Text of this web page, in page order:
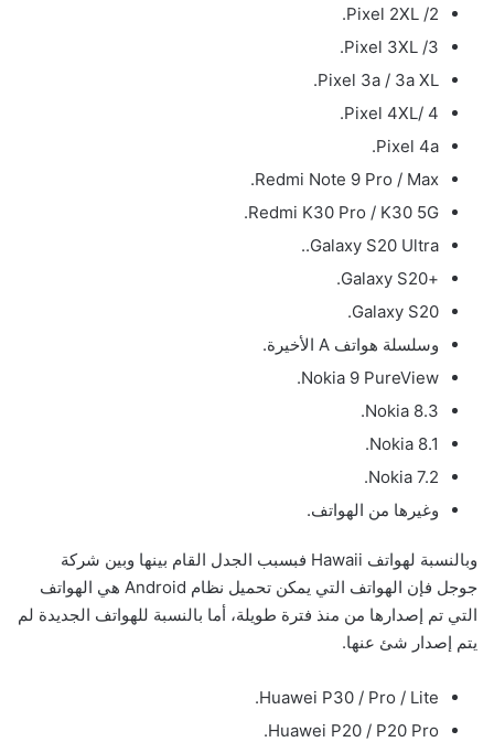
2/ Pixel 2XL.
3/ Pixel 3XL.
Pixel 3a / 3a XL.
4 /Pixel 4XL.
Pixel 4a.
Redmi Note 9 Pro / Max.
Redmi K30 Pro / K30 5G.
Galaxy S20 Ultra..
+Galaxy S20.
Galaxy S20.
وسلسلة هواتف A الأخيرة.
Nokia 9 PureView.
Nokia 8.3.
Nokia 8.1.
Nokia 7.2.
وغيرها من الهواتف.
وبالنسبة لهواتف Hawaii فبسبب الجدل القام بينها وبين شركة
جوجل فإن الهواتف التي يمكن تحميل نظام Android هي الهواتف
التي تم إصدارها من منذ فترة طويلة، أما بالنسبة للهواتف الجديدة لم
يتم إصدار شئ عنها.
Huawei P30 / Pro / Lite.
Huawei P20 / P20 Pro.